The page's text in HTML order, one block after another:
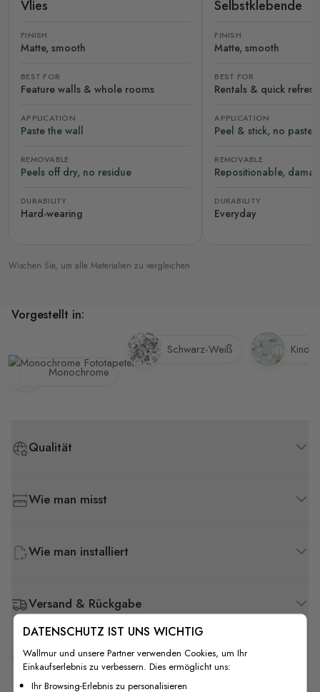
Vlies
FINISH
Matte, smooth
BEST FOR
Feature walls & whole rooms
APPLICATION
Paste the wall
REMOVABLE
Peels off dry, no residue
DURABILITY
Hard-wearing
Selbstklebende
FINISH
Matte, smooth
BEST FOR
Rentals & quick
APPLICATION
Peel & stick, no paste
REMOVABLE
Repositionable,
DURABILITY
Everyday
Wischen Sie, um alle Materialien zu vergleichen
Qualität
Wie man misst
Wie man installiert
Versand & Rückgabe
F.A.Q
Vorgestellt in:
Monochrome
Schwarz-Weiß
DATENSCHUTZ IST UNS WICHTIG
Wallmur und unsere Partner verwenden Cookies, um Ihr
Einkaufserlebnis zu verbessern. Dies ermöglicht uns:
Ihr Browsing-Erlebnis zu personalisieren